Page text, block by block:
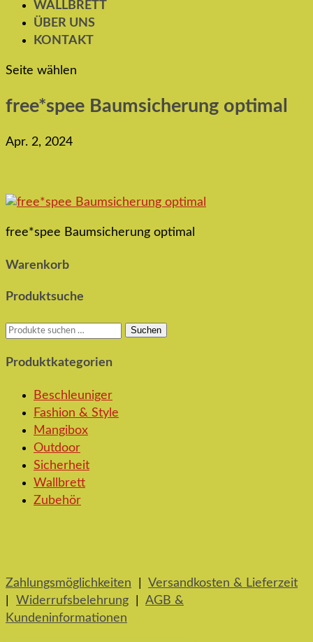
WALLBRETT
ÜBER UNS
KONTAKT
Seite wählen
free*spee Baumsicherung optimal
Apr. 2, 2024
free*spee Baumsicherung optimal
Warenkorb
Produktsuche
Suchen
Suchen
Produktkategorien
Beschleuniger
Fashion & Style
Mangibox
Outdoor
Sicherheit
Wallbrett
Zubehör
Zahlungsmöglichkeiten
Versandkosten & Lieferzeit
Widerrufsbelehrung
AGB &
Kundeninformationen